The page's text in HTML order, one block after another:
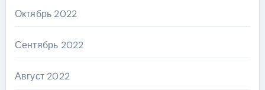
Октябрь 2022
Сентябрь 2022
Август 2022